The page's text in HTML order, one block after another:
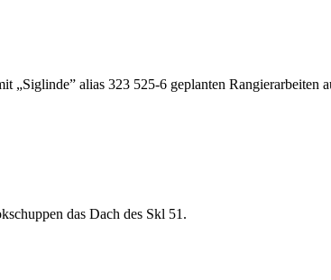
„Siglinde” alias 323 525-6 geplanten Rangierarbeiten
das Dach des Skl 51.